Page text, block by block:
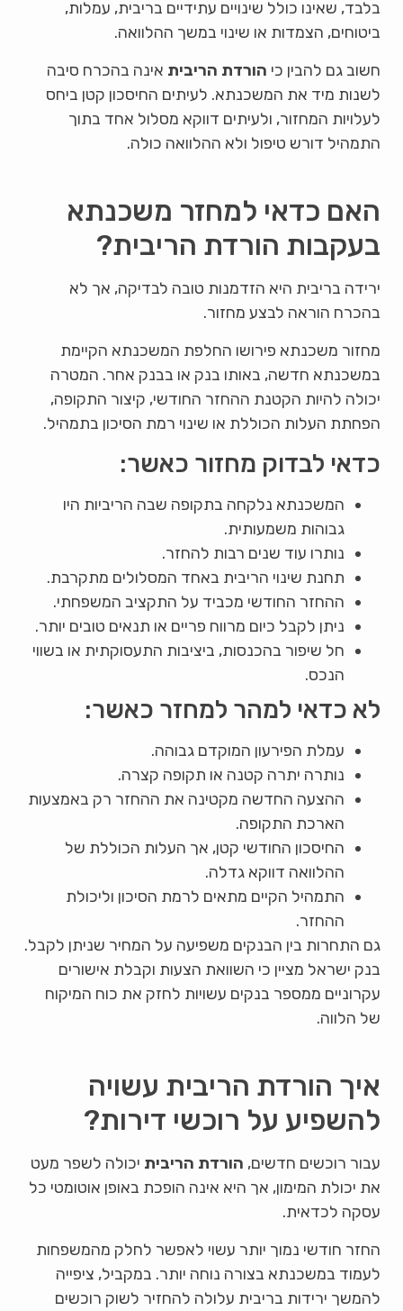
בלבד, שאינו כולל שינויים עתידיים בריבית, עמלות,
ביטוחים, הצמדות או שינוי במשך ההלוואה.
חשוב גם להבין כי הורדת הריבית אינה בהכרח סיבה
לשנות מיד את המשכנתא. לעיתים החיסכון קטן ביחס
לעלויות המחזור, ולעיתים דווקא מסלול אחד בתוך
התמהיל דורש טיפול ולא ההלוואה כולה.
האם כדאי למחזר משכנתא
בעקבות הורדת הריבית?
ירידה בריבית היא הזדמנות טובה לבדיקה, אך לא
בהכרח הוראה לבצע מחזור.
מחזור משכנתא פירושו החלפת המשכנתא הקיימת
במשכנתא חדשה, באותו בנק או בבנק אחר. המטרה
יכולה להיות הקטנת ההחזר החודשי, קיצור התקופה,
הפחתת העלות הכוללת או שינוי רמת הסיכון בתמהיל.
כדאי לבדוק מחזור כאשר:
המשכנתא נלקחה בתקופה שבה הריביות היו
גבוהות משמעותית.
נותרו עוד שנים רבות להחזר.
תחנת שינוי הריבית באחד המסלולים מתקרבת.
ההחזר החודשי מכביד על התקציב המשפחתי.
ניתן לקבל כיום מרווח פריים או תנאים טובים יותר.
חל שיפור בהכנסות, ביציבות התעסוקתית או בשווי
הנכס.
לא כדאי למהר למחזר כאשר:
עמלת הפירעון המוקדם גבוהה.
נותרה יתרה קטנה או תקופה קצרה.
ההצעה החדשה מקטינה את ההחזר רק באמצעות
הארכת התקופה.
החיסכון החודשי קטן, אך העלות הכוללת של
ההלוואה דווקא גדלה.
התמהיל הקיים מתאים לרמת הסיכון וליכולת
ההחזר.
גם התחרות בין הבנקים משפיעה על המחיר שניתן לקבל.
בנק ישראל מציין כי השוואת הצעות וקבלת אישורים
עקרוניים ממספר בנקים עשויות לחזק את כוח המיקוח
של הלווה.
איך הורדת הריבית עשויה
להשפיע על רוכשי דירות?
עבור רוכשים חדשים, הורדת הריבית יכולה לשפר מעט
את יכולת המימון, אך היא אינה הופכת באופן אוטומטי כל
עסקה לכדאית.
החזר חודשי נמוך יותר עשוי לאפשר לחלק מהמשפחות
לעמוד במשכנתא בצורה נוחה יותר. במקביל, ציפייה
להמשך ירידות בריבית עלולה להחזיר לשוק רוכשים